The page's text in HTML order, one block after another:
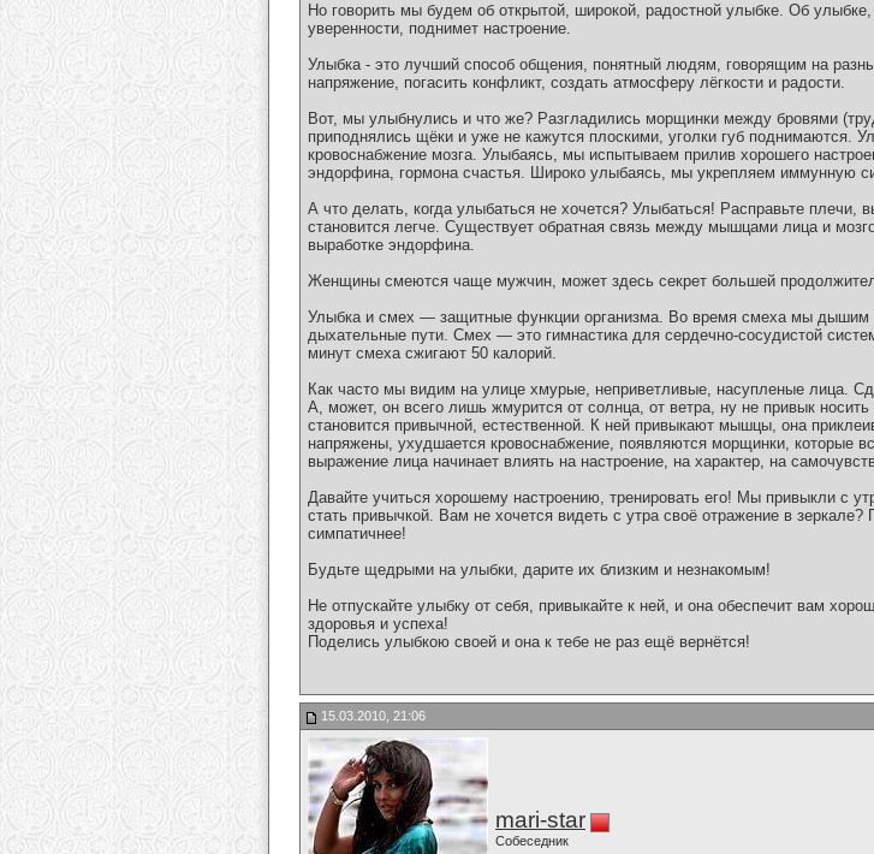
Но говорить мы будем об открытой, широкой, радостной улыбке. Об
уверенности, поднимет настроение.
Улыбка - это лучший способ общения, понятный людям, говорящим на
напряжение, погасить конфликт, создать атмосферу лёгкости и радости.
Вот, мы улыбнулись и что же? Разгладились морщинки между бровями
приподнялись щёки и уже не кажутся плоскими, уголки губ поднимаются.
кровоснабжение мозга. Улыбаясь, мы испытываем прилив хорошего
эндорфина, гормона счастья. Широко улыбаясь, мы укрепляем иммунную
А что делать, когда улыбаться не хочется? Улыбаться! Расправьте
становится легче. Существует обратная связь между мышцами лица и
выработке эндорфина.
Женщины смеются чаще мужчин, может здесь секрет большей
Улыбка и смех — защитные функции организма. Во время смеха мы дышим
дыхательные пути. Смех — это гимнастика для сердечно-сосудистой
минут смеха сжигают 50 калорий.
Как часто мы видим на улице хмурые, неприветливые, насупленые лица.
А, может, он всего лишь жмурится от солнца, от ветра, ну не привык
становится привычной, естественной. К ней привыкают мышцы, она
напряжены, ухудшается кровоснабжение, появляются морщинки, которые
выражение лица начинает влиять на настроение, на характер, на
Давайте учиться хорошему настроению, тренировать его! Мы привыкли с
стать привычкой. Вам не хочется видеть с утра своё отражение в зеркале?
симпатичнее!
Будьте щедрыми на улыбки, дарите их близким и незнакомым!
Не отпускайте улыбку от себя, привыкайте к ней, и она обеспечит вам
здоровья и успеха!
Поделись улыбкою своей и она к тебе не раз ещё вернётся!
15.03.2010, 21:06
mari-star
Собеседник